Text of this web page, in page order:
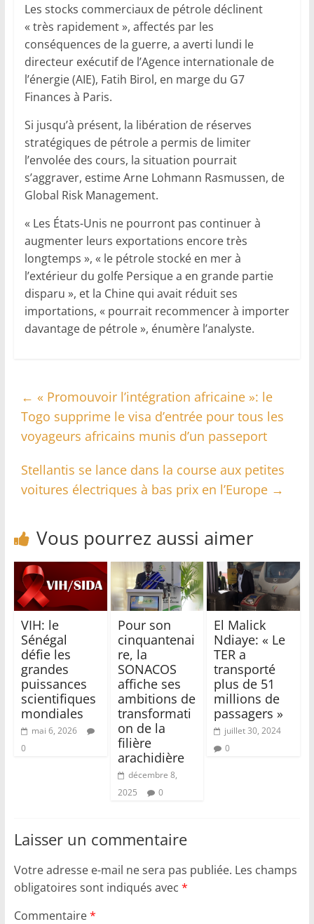
Les stocks commerciaux de pétrole déclinent
« très rapidement », affectés par les
conséquences de la guerre, a averti lundi le
directeur exécutif de l’Agence internationale de
l’énergie (AIE), Fatih Birol, en marge du G7
Finances à Paris.
Si jusqu’à présent, la libération de réserves
stratégiques de pétrole a permis de limiter
l’envolée des cours, la situation pourrait
s’aggraver, estime Arne Lohmann Rasmussen, de
Global Risk Management.
« Les États-Unis ne pourront pas continuer à
augmenter leurs exportations encore très
longtemps », « le pétrole stocké en mer à
l’extérieur du golfe Persique a en grande partie
disparu », et la Chine qui avait réduit ses
importations, « pourrait recommencer à importer
davantage de pétrole », énumère l’analyste.
← « Promouvoir l’intégration africaine »: le
Togo supprime le visa d’entrée pour tous les
voyageurs africains munis d’un passeport
Stellantis se lance dans la course aux petites
voitures électriques à bas prix en l’Europe →
Vous pourrez aussi aimer
VIH: le
Sénégal
défie les
grandes
puissances
scientifiques
mondiales
mai 6, 2026
0
Pour son
cinquantenai
re, la
SONACOS
affiche ses
ambitions de
transformati
on de la
filière
arachidière
décembre 8,
2025
0
El Malick
Ndiaye: « Le
TER a
transporté
plus de 51
millions de
passagers »
juillet 30, 2024
0
Laisser un commentaire
Votre adresse e-mail ne sera pas publiée. Les champs
obligatoires sont indiqués avec *
Commentaire*